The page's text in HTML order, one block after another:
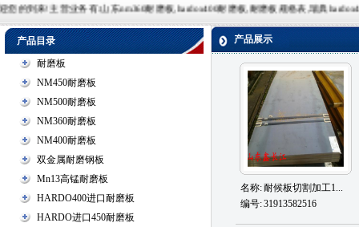
的到来!主营业务有:山东nm360耐磨板,hardox400耐磨板,耐磨板规格表,瑞典
产品目录
耐磨板
NM450耐磨板
NM500耐磨板
NM360耐磨板
NM400耐磨板
双金属耐磨钢板
Mn13高锰耐磨板
HARDO400进口耐磨板
HARDO进口450耐磨板
产品展示
名称:耐候板切割加工1...
编号:31913582516